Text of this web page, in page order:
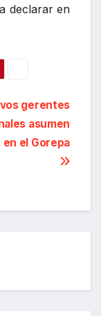
declarar en
gerentes
asumen
el Gorepa